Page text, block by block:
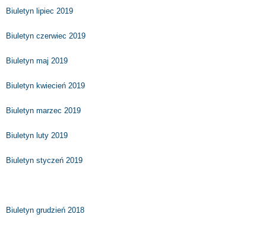
Biuletyn lipiec 2019
Biuletyn czerwiec 2019
Biuletyn maj 2019
Biuletyn kwiecień 2019
Biuletyn marzec 2019
Biuletyn luty 2019
Biuletyn styczeń 2019
Biuletyn grudzień 2018